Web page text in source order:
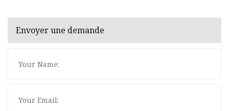
Envoyer une demande